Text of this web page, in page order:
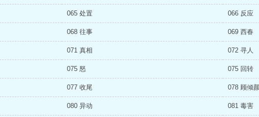
065 处置 066 反应
068 往事 069 西春
071 真相 072 寻人
075 怒 075 回转
077 收尾 078 顾倾
080 异动 081 毒害